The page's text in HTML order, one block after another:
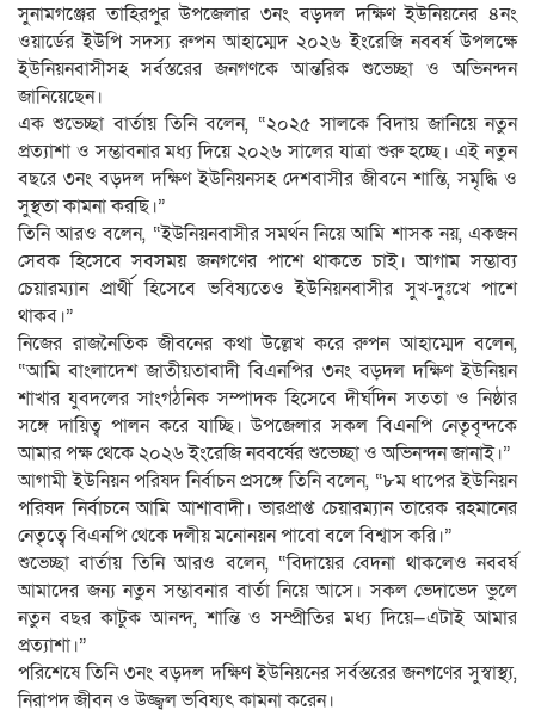
সুনামগঞ্জের তাহিরপুর উপজেলার ৩নং বড়দল দক্ষিণ ইউনিয়নের ৪নং
ওয়ার্ডের ইউপি সদস্য রুপন আহাম্মেদ ২০২৬ ইংরেজি নববর্ষ উপলক্ষে
ইউনিয়নবাসীসহ সর্বস্তরের জনগণকে আন্তরিক শুভেচ্ছা ও অভিনন্দন
জানিয়েছেন।
এক শুভেচ্ছা বার্তায় তিনি বলেন, “২০২৫ সালকে বিদায় জানিয়ে নতুন
প্রত্যাশা ও সম্ভাবনার মধ্য দিয়ে ২০২৬ সালের যাত্রা শুরু হচ্ছে। এই নতুন
বছরে ৩নং বড়দল দক্ষিণ ইউনিয়নসহ দেশবাসীর জীবনে শান্তি, সমৃদ্ধি ও
সুস্থতা কামনা করছি।”
তিনি আরও বলেন, “ইউনিয়নবাসীর সমর্থন নিয়ে আমি শাসক নয়, একজন
সেবক হিসেবে সবসময় জনগণের পাশে থাকতে চাই। আগাম সম্ভাব্য
চেয়ারম্যান প্রার্থী হিসেবে ভবিষ্যতেও ইউনিয়নবাসীর সুখ-দুঃখে পাশে
থাকব।”
নিজের রাজনৈতিক জীবনের কথা উল্লেখ করে রুপন আহাম্মেদ বলেন,
“আমি বাংলাদেশ জাতীয়তাবাদী বিএনপির ৩নং বড়দল দক্ষিণ ইউনিয়ন
শাখার যুবদলের সাংগঠনিক সম্পাদক হিসেবে দীর্ঘদিন সততা ও নিষ্ঠার
সঙ্গে দায়িত্ব পালন করে যাচ্ছি। উপজেলার সকল বিএনপি নেতৃবৃন্দকে
আমার পক্ষ থেকে ২০২৬ ইংরেজি নববর্ষের শুভেচ্ছা ও অভিনন্দন জানাই।”
আগামী ইউনিয়ন পরিষদ নির্বাচন প্রসঙ্গে তিনি বলেন, “৮ম ধাপের ইউনিয়ন
পরিষদ নির্বাচনে আমি আশাবাদী। ভারপ্রাপ্ত চেয়ারম্যান তারেক রহমানের
নেতৃত্বে বিএনপি থেকে দলীয় মনোনয়ন পাবো বলে বিশ্বাস করি।”
শুভেচ্ছা বার্তায় তিনি আরও বলেন, “বিদায়ের বেদনা থাকলেও নববর্ষ
আমাদের জন্য নতুন সম্ভাবনার বার্তা নিয়ে আসে। সকল ভেদাভেদ ভুলে
নতুন বছর কাটুক আনন্দ, শান্তি ও সম্প্রীতির মধ্য দিয়ে—এটাই আমার
প্রত্যাশা।”
পরিশেষে তিনি ৩নং বড়দল দক্ষিণ ইউনিয়নের সর্বস্তরের জনগণের সুস্বাস্থ্য,
নিরাপদ জীবন ও উজ্জ্বল ভবিষ্যৎ কামনা করেন।